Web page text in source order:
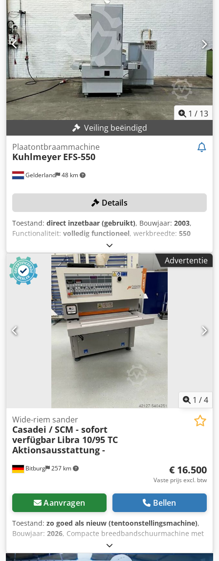
1 / 13
Veiling beëindigd
Gelderland 48 km
Plaatontbraammachine
Kuhlmeyer EFS-550
Details
Toestand: direct inzetbaar (gebruikt), Bouwjaar: 2003,
Functionaliteit: volledig functioneel, werkbreedte: 550
32 kW (43,51 pk)
Uitrusting:CE-markering, Geen minimumprijs –
gegarandeerde verkoop tegen het hoogste bod!
TECHNISCHE GEGEVENS Maximale werkbreedte: 550 mm
MACHINEGEGEVENS Vermogen: 32 kW Afmetingen en
gewicht Afmetingen (l x b x h): 1.700 x 2.700 x 2.900 mm
Leeggewicht: 3.000 kg Crsdpfx Aozk Dyyopyjf Aansturing:
Conventioneel Nat/droog: Droog UITRUSTING Type station
1: Schuurband CE-markering
Advertentie
1 /4
Bitburg 257 km
Wide-riem sander
Casadei / SCM - sofort
verfügbar Libra 10/95 TC
Aktionsausstattung -
€ 16.500
Vaste prijs excl. btw
Aanvragen Bellen
Toestand: zo goed als nieuw (tentoonstellingsmachine),
Bouwjaar: 2026, Compacte breedbandschuurmachine met
gecombineerde schuureenheid Actie uitrusting: - In- en
uitschakelen van de schuurschoen vanaf het